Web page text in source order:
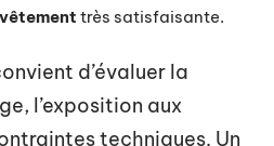
très satisfaisante.
d’évaluer la
l’exposition aux
techniques. Un